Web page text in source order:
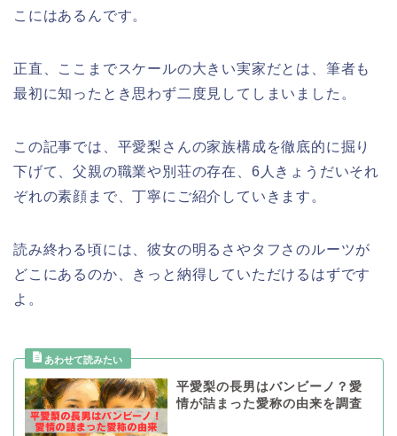
こにはあるんです。
正直、ここまでスケールの大きい実家だとは、筆者も
最初に知ったとき思わず二度見してしまいました。
この記事では、平愛梨さんの家族構成を徹底的に掘り
下げて、父親の職業や別荘の存在、6人きょうだいそれ
ぞれの素顔まで、丁寧にご紹介していきます。
読み終わる頃には、彼女の明るさやタフさのルーツが
どこにあるのか、きっと納得していただけるはずです
よ。
平愛梨の長男はバンビーノ？愛
情が詰まった愛称の由来を調査